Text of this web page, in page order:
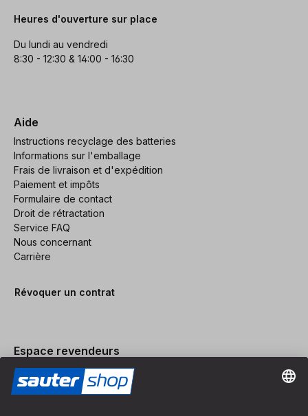
Heures d'ouverture sur place
Du lundi au vendredi
8:30 - 12:30 & 14:00 - 16:30
Aide
Instructions recyclage des batteries
Informations sur l'emballage
Frais de livraison et d'expédition
Paiement et impôts
Formulaire de contact
Droit de rétractation
Service FAQ
Nous concernant
Carrière
Révoquer un contrat
Espace revendeurs
Devenir revendeur